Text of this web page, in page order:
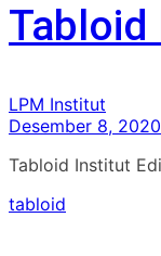
Tabloid
LPM Institut
Desember 8, 2020
Tabloid Institut
tabloid